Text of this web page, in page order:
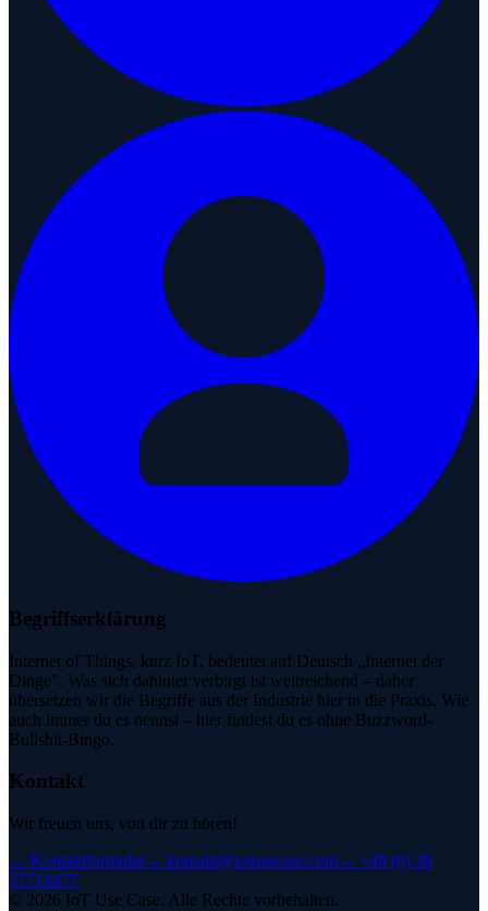
Begriffserklärung
Internet of Things, kurz IoT, bedeutet auf Deutsch „Internet der
Dinge". Was sich dahinter verbirgt ist weitreichend – daher
übersetzen wir die Begriffe aus der Industrie hier in die Praxis. Wie
auch immer du es nennst – hier findest du es ohne Buzzword-
Bullshit-Bingo.
Kontakt
Wir freuen uns, von dir zu hören!
→ Kontaktformular→ kontakt@iotusecase.com→ +49 (0) 30
57714477
© 2026 IoT Use Case. Alle Rechte vorbehalten.